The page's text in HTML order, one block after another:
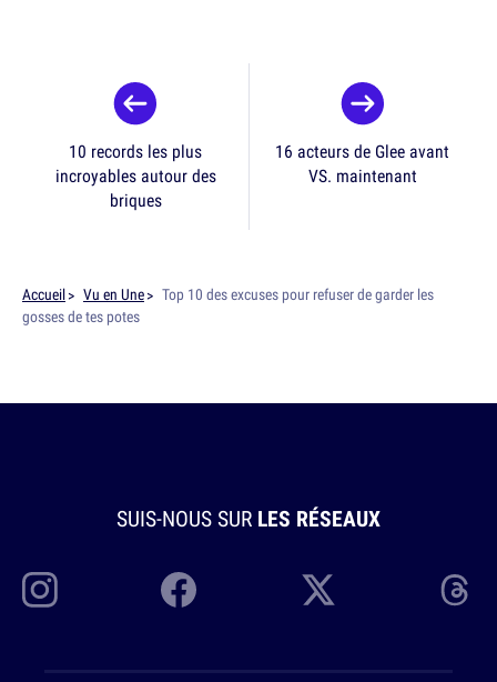
10 records les plus
incroyables autour des
briques
16 acteurs de Glee avant
VS. maintenant
Accueil Vu en Une
Top 10 des excuses pour refuser de garder les
gosses de tes potes
SUIS-NOUS SUR LES RÉSEAUX